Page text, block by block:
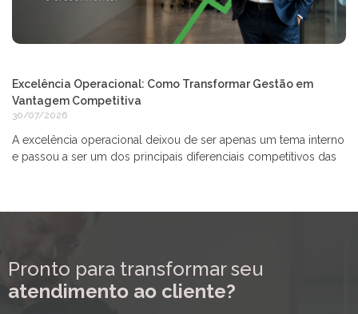
Excelência Operacional: Como Transformar Gestão em
Vantagem Competitiva
30/07/2026
A excelência operacional deixou de ser apenas um tema interno
e passou a ser um dos principais diferenciais competitivos das
Pronto para transformar seu
atendimento ao cliente?